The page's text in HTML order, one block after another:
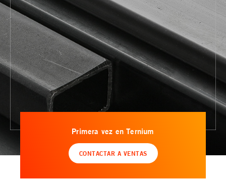
Primera vez en Ternium
CONTACTAR A VENTAS